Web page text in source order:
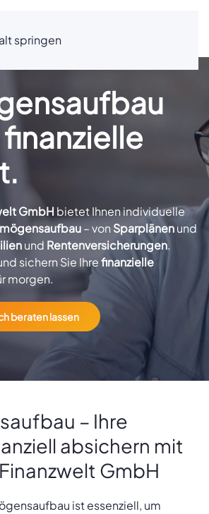
springen
GmbH bietet Ihnen individuelle
– von Sparplänenund
und Rentenversicherungen.
sichern Sie Ihrefinanzielle
morgen.
beraten lassen
– Ihre
absichern mit
GmbH
ist essenziell, um